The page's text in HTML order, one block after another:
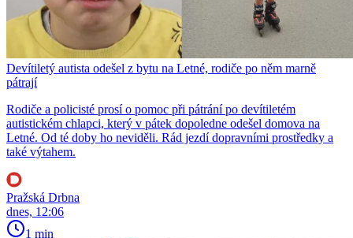
Devítiletý autista odešel z bytu na Letné, rodiče po něm marně
pátrají
Rodiče a policisté prosí o pomoc při pátrání po devítiletém
autistickém chlapci, který v pátek dopoledne odešel domova na
Letné. Od té doby ho neviděli. Rád jezdí dopravními prostředky a
také výtahem.
Pražská Drbna
dnes, 12:06
1 min